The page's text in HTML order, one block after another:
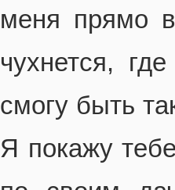
меня прямо
чухнется,
смогу быть
Я покажу